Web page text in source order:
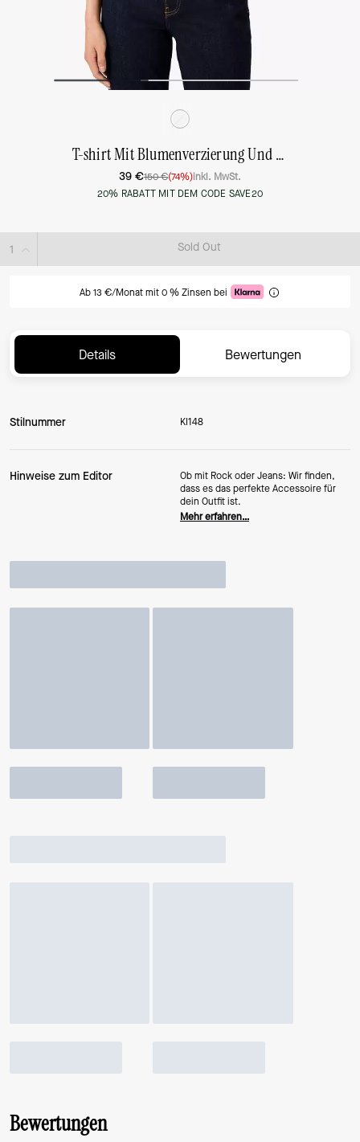
T-shirt Mit Blumenverzierung Und Pfau
39 €150 €(74%)inkl. MwSt.
20% RABATT MIT DEM CODE SAVE20
Sold Out
Ab 13 €/Monat mit 0 % Zinsen bei
Details Bewertungen
Stilnummer KI148
Hinweise zum Editor
Ob mit Rock oder Jeans: Wir finden,
dass es das perfekte Accessoire für
dein Outfit ist.
Mehr erfahren…
Bewertungen